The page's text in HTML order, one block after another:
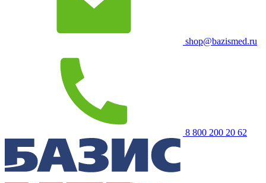
shop@bazismed.ru
8 800 200 20 62